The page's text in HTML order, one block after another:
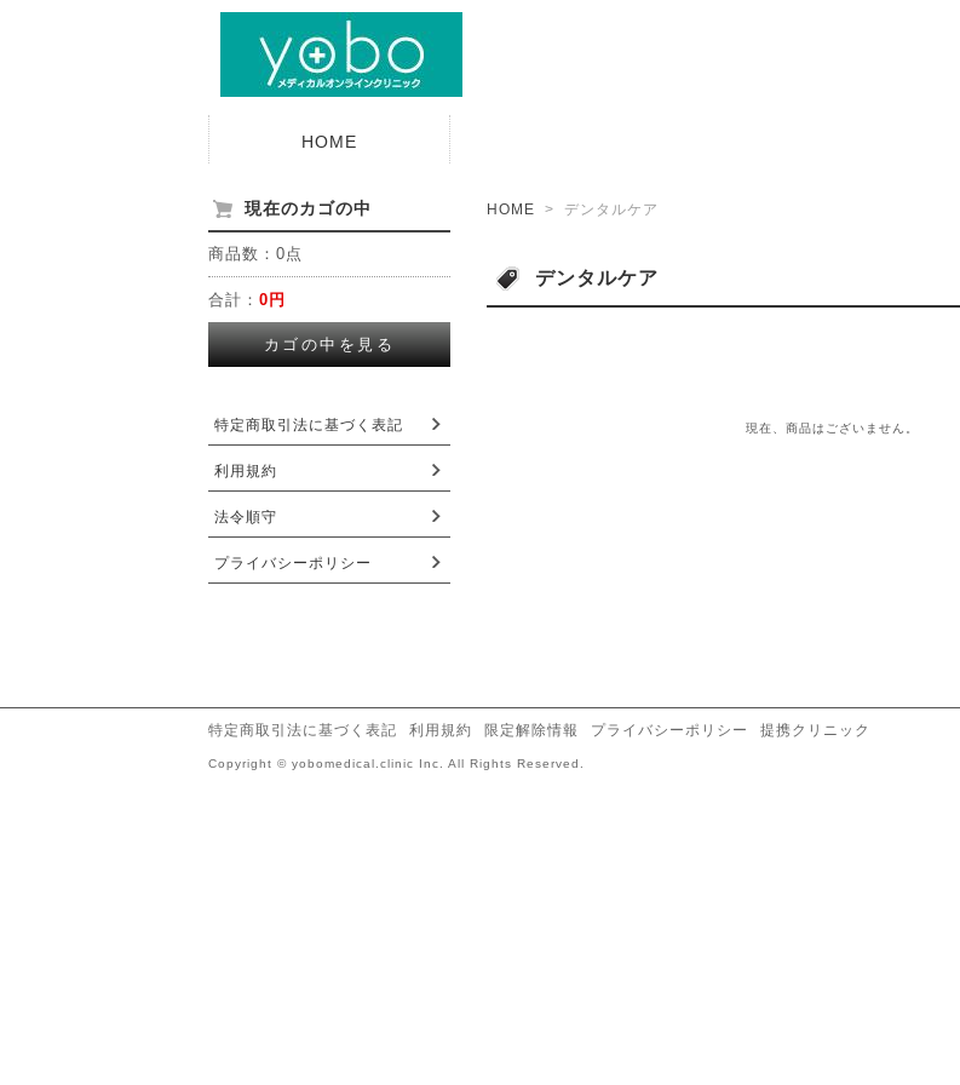
HOME
現在のカゴの中
商品数：0点
合計： 0円
カゴの中を見る
特定商取引法に基づく表記
利用規約
法令順守
プライバシーポリシー
HOME > デンタルケア
デンタルケア
現在、商品はございません。
特定商取引法に基づく表記 利用規約 限定解除情報 プライバシーポリシー 提携クリニック
Copyright © yobomedical.clinic Inc. All Rights Reserved.